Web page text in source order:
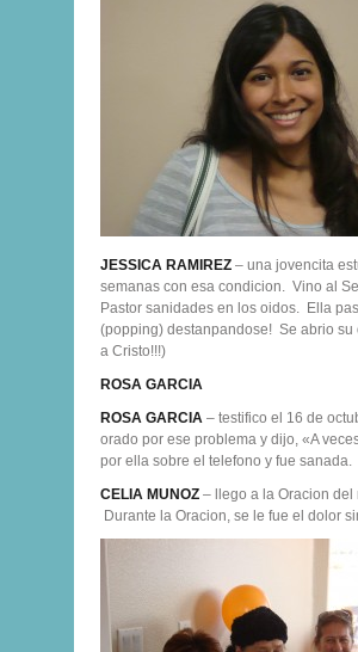
JESSICA RAMIREZ – una jovencita
semanas con esa condicion. Vino al
Pastor sanidades en los oidos. Ella
(popping) destanpandose! Se abrio
a Cristo!!!)
ROSA GARCIA
ROSA GARCIA – testifico el 16 de
orado por ese problema y dijo, «A
por ella sobre el telefono y fue
CELIA MUNOZ – llego a la Oracion del
Durante la Oracion, se le fue el dolor